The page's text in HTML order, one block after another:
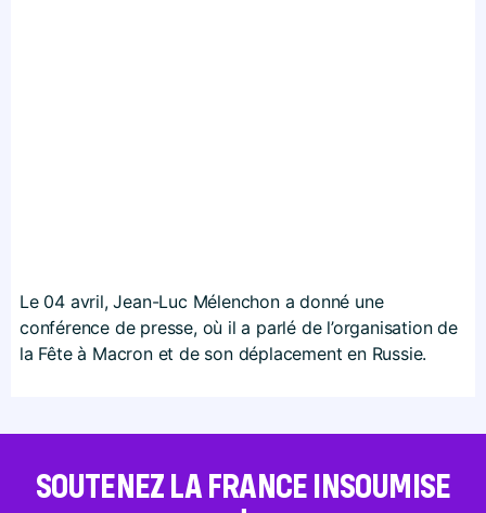
Le 04 avril, Jean-Luc Mélenchon a donné une
conférence de presse, où il a parlé de l’organisation de
la Fête à Macron et de son déplacement en Russie.
SOUTENEZ LA FRANCE INSOUMISE